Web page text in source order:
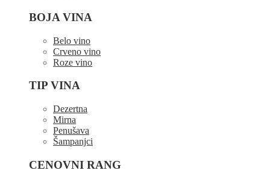
BOJA VINA
Belo vino
Crveno vino
Roze vino
TIP VINA
Dezertna
Mirna
Penušava
Šampanjci
CENOVNI RANG